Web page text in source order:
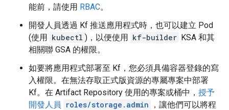
能前，請使用 RBAC。
開發人員透過 Kf 推送應用程式時，也可以建立 Pod
(使用 kubectl )，以便使用 kf-builder KSA 和其
相關聯 GSA 的權限。
如要將應用程式部署至 Kf，您必須具備容器登錄的寫
入權限。在無法存取正式版資源的專屬專案中部署
Kf。在 Artifact Repository 使用的專案或桶中， 授予
開發人員
roles/storage.admin
，讓他們可以將程